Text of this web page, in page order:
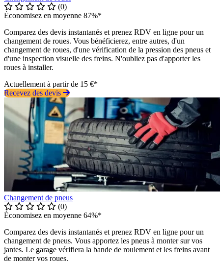
(0)
Économisez en moyenne 87%*
Comparez des devis instantanés et prenez RDV en ligne pour un
changement de roues. Vous bénéficierez, entre autres, d'un
changement de roues, d'une vérification de la pression des pneus et
d'une inspection visuelle des freins. N'oubliez pas d'apporter les
roues à installer.
Actuellement à partir de 15 €*
Recevez des devis
Changement de pneus
(0)
Économisez en moyenne 64%*
Comparez des devis instantanés et prenez RDV en ligne pour un
changement de pneus. Vous apportez les pneus à monter sur vos
jantes. Le garage vérifiera la bande de roulement et les freins avant
de monter vos roues.